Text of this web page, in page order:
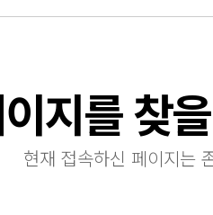
지를 찾
현재 접속하신 페이지는